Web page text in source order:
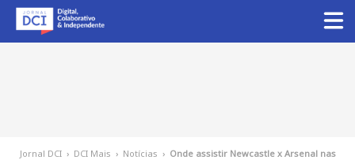
Jornal DCI › DCI Mais › Notícias › Onde assistir Newcastle x Arsenal nas